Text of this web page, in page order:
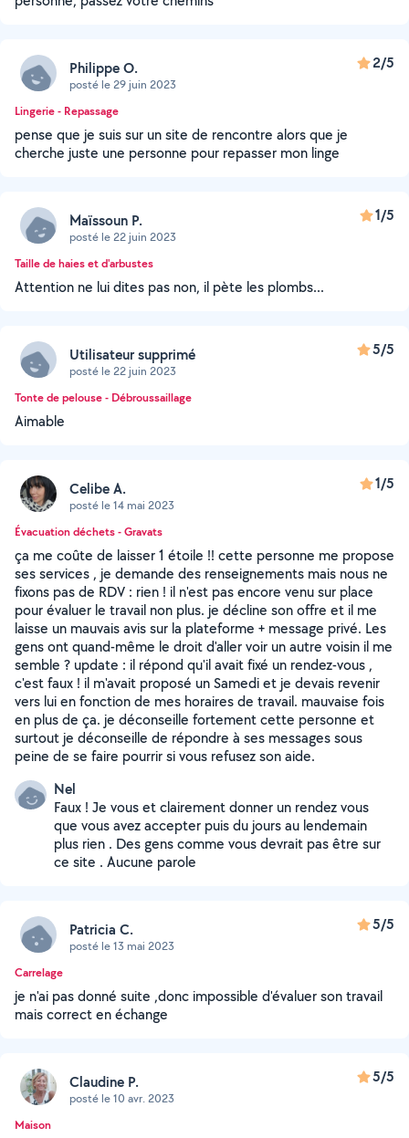
Philippe O.
posté le 29 juin 2023
2/5
Lingerie - Repassage
pense que je suis sur un site de rencontre alors que je
cherche juste une personne pour repasser mon linge
Maïssoun P.
posté le 22 juin 2023
1/5
Taille de haies et d'arbustes
Attention ne lui dites pas non, il pète les plombs...
Utilisateur supprimé
posté le 22 juin 2023
5/5
Tonte de pelouse - Débroussaillage
Aimable
Celibe A.
posté le 14 mai 2023
1/5
Évacuation déchets - Gravats
ça me coûte de laisser 1 étoile !! cette personne me propose
ses services , je demande des renseignements mais nous ne
fixons pas de RDV : rien ! il n'est pas encore venu sur place
pour évaluer le travail non plus. je décline son offre et il me
laisse un mauvais avis sur la plateforme + message privé. Les
gens ont quand-même le droit d'aller voir un autre voisin il me
semble ? update : il répond qu'il avait fixé un rendez-vous ,
c'est faux ! il m'avait proposé un Samedi et je devais revenir
vers lui en fonction de mes horaires de travail. mauvaise fois
en plus de ça. je déconseille fortement cette personne et
surtout je déconseille de répondre à ses messages sous
peine de se faire pourrir si vous refusez son aide.
Nel
Faux ! Je vous et clairement donner un rendez vous
que vous avez accepter puis du jours au lendemain
plus rien . Des gens comme vous devrait pas être sur
ce site . Aucune parole
Patricia C.
posté le 13 mai 2023
5/5
Carrelage
je n'ai pas donné suite ,donc impossible d'évaluer son travail
mais correct en échange
Claudine P.
posté le 10 avr. 2023
5/5
Maison